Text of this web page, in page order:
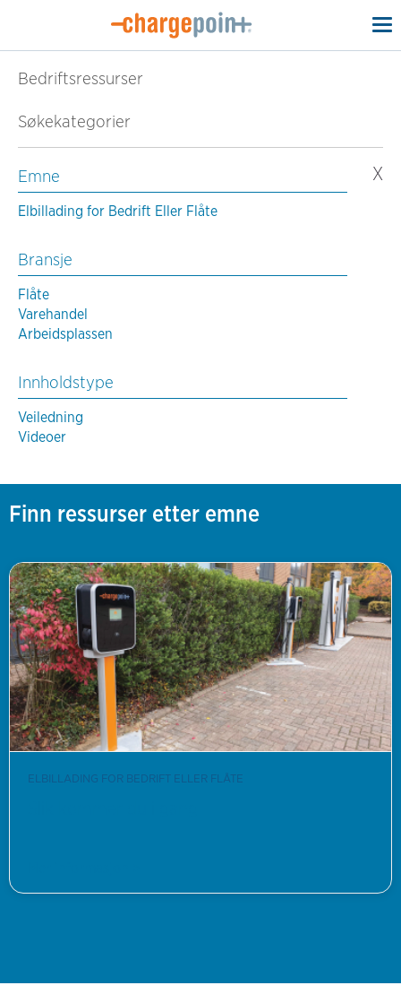
Bedriftsressurser
Søkekategorier
X
Emne
Elbillading for Bedrift Eller Flåte
Bransje
Flåte
Varehandel
Arbeidsplassen
Innholdstype
Veiledning
Videoer
Finn ressurser etter emne
ELBILLADING FOR BEDRIFT ELLER FLÅTE